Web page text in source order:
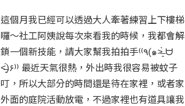
這個月我已經可以透過大人牽著練習上下樓梯
囉～社工阿姨說每次來看我的時候，我都會解
鎖一個新技能，請大家幫我拍拍手⁽⁽٩(๑˃̶͈̀ ᗨ
˂̶͈́)۶⁾⁾ 最近天氣很熱，外出時我很容易被蚊子
叮，所以大部分的時間還是待在家裡，或者家
外面的庭院活動放電，不過家裡也有道具讓我